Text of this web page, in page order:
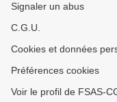
Signaler un abus
C.G.U.
Cookies et données
Préférences cookies
Voir le profil de FSAS-